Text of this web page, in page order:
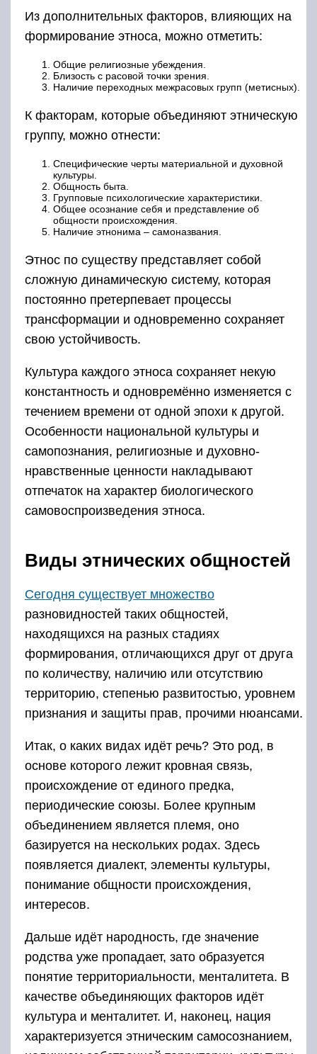
Из дополнительных факторов, влияющих на
формирование этноса, можно отметить:
Общие религиозные убеждения.
Близость с расовой точки зрения.
Наличие переходных межрасовых групп (метисных).
К факторам, которые объединяют этническую
группу, можно отнести:
Специфические черты материальной и духовной
культуры.
Общность быта.
Групповые психологические характеристики.
Общее осознание себя и представление об
общности происхождения.
Наличие этнонима – самоназвания.
Этнос по существу представляет собой
сложную динамическую систему, которая
постоянно претерпевает процессы
трансформации и одновременно сохраняет
свою устойчивость.
Культура каждого этноса сохраняет некую
константность и одновремённо изменяется с
течением времени от одной эпохи к другой.
Особенности национальной культуры и
самопознания, религиозные и духовно-
нравственные ценности накладывают
отпечаток на характер биологического
самовоспроизведения этноса.
Виды этнических общностей
Сегодня существует множество
разновидностей таких общностей,
находящихся на разных стадиях
формирования, отличающихся друг от друга
по количеству, наличию или отсутствию
территорию, степенью развитостью, уровнем
признания и защиты прав, прочими нюансами.
Итак, о каких видах идёт речь? Это род, в
основе которого лежит кровная связь,
происхождение от единого предка,
периодические союзы. Более крупным
объединением является племя, оно
базируется на нескольких родах. Здесь
появляется диалект, элементы культуры,
понимание общности происхождения,
интересов.
Дальше идёт народность, где значение
родства уже пропадает, зато образуется
понятие территориальности, менталитета. В
качестве объединяющих факторов идёт
культура и менталитет. И, наконец, нация
характеризуется этническим самосознанием,